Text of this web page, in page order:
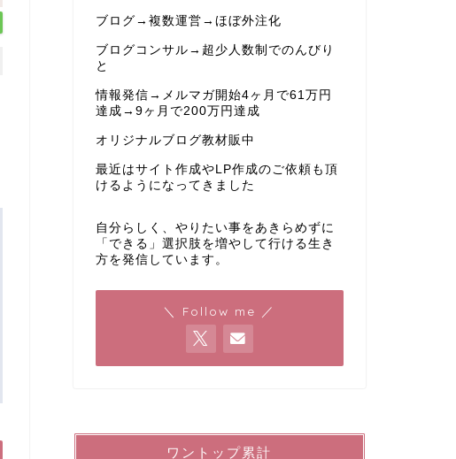
ブログ→複数運営→ほぼ外注化
ブログコンサル→超少人数制でのんびり
と
情報発信→メルマガ開始4ヶ月で61万円
達成→9ヶ月で200万円達成
オリジナルブログ教材販中
最近はサイト作成やLP作成のご依頼も頂
けるようになってきました
自分らしく、やりたい事をあきらめずに
「できる」選択肢を増やして行ける生き
方を発信しています。
＼ Follow me ／
ワントップ累計